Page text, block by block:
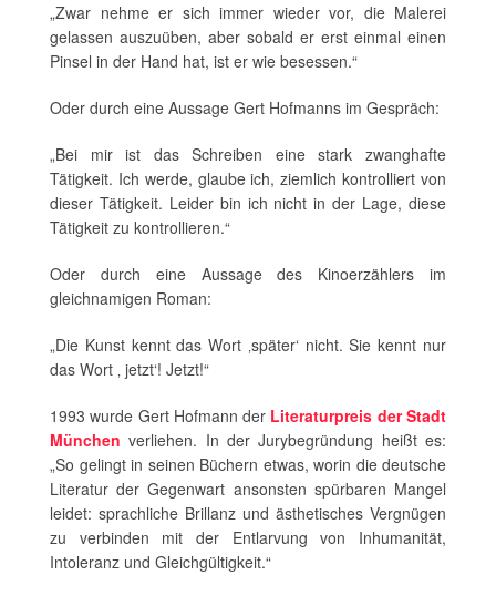
„Zwar nehme er sich immer wieder vor, die Malerei
gelassen auszuüben, aber sobald er erst einmal einen
Pinsel in der Hand hat, ist er wie besessen.“
Oder durch eine Aussage Gert Hofmanns im Gespräch:
„Bei mir ist das Schreiben eine stark zwanghafte
Tätigkeit. Ich werde, glaube ich, ziemlich kontrolliert von
dieser Tätigkeit. Leider bin ich nicht in der Lage, diese
Tätigkeit zu kontrollieren.“
Oder durch eine Aussage des Kinoerzählers im
gleichnamigen Roman:
„Die Kunst kennt das Wort ‚später‘ nicht. Sie kennt nur
das Wort ‚ jetzt‘! Jetzt!“
1993 wurde Gert Hofmann der Literaturpreis der Stadt
München verliehen. In der Jurybegründung heißt es:
„So gelingt in seinen Büchern etwas, worin die deutsche
Literatur der Gegenwart ansonsten spürbaren Mangel
leidet: sprachliche Brillanz und ästhetisches Vergnügen
zu verbinden mit der Entlarvung von Inhumanität,
Intoleranz und Gleichgültigkeit.“